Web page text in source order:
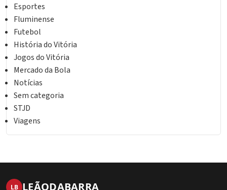
Esportes
Fluminense
Futebol
História do Vitória
Jogos do Vitória
Mercado da Bola
Notícias
Sem categoria
STJD
Viagens
LB LEÃODABARRA